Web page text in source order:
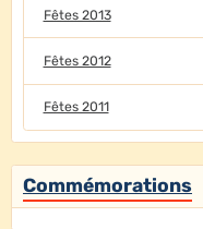
Fêtes 2013
Fêtes 2012
Fêtes 2011
Commémorations